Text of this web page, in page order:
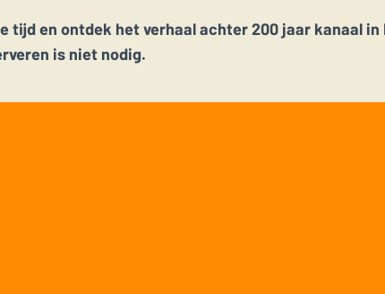
tijd en ontdek het verhaal achter 200 jaar kanaal
is niet nodig.